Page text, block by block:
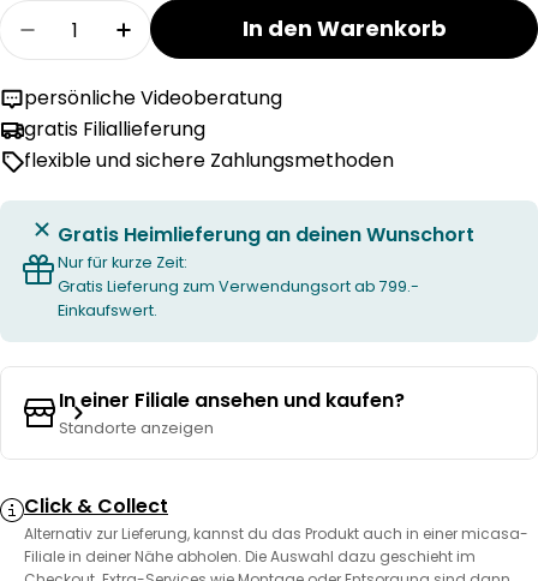
Menge
Menge für CIRIL KORB verringern
Menge für CIRIL KORB erhöhen
In den Warenkorb
persönliche Videoberatung
gratis Filiallieferung
flexible und sichere Zahlungsmethoden
Gratis Heimlieferung an deinen Wunschort
Nur für kurze Zeit:
Gratis Lieferung zum Verwendungsort ab 799.-
Einkaufswert.
In einer Filiale ansehen und kaufen?
Standorte anzeigen
Click & Collect
Alternativ zur Lieferung, kannst du das Produkt auch in einer micasa-
Filiale in deiner Nähe abholen. Die Auswahl dazu geschieht im